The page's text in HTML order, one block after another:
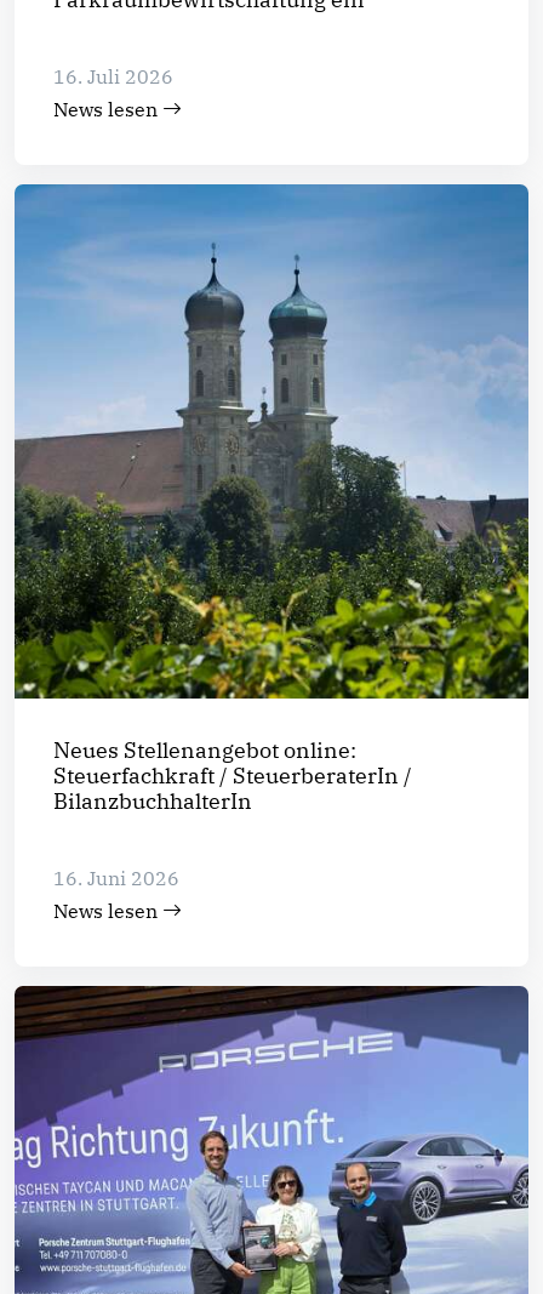
16. Juli 2026
News lesen
Neues Stellenangebot online:
Steuerfachkraft / SteuerberaterIn /
BilanzbuchhalterIn
16. Juni 2026
News lesen